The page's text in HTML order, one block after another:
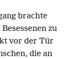
brachte
zu
vor der Tür
die an